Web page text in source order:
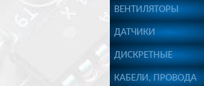
ВЕНТИЛЯТОРЫ
ДАТЧИКИ
ДИСКРЕТНЫЕ
КАБЕЛИ, ПРОВОДА